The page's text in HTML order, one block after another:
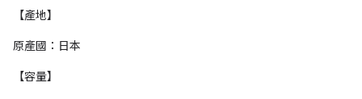
【產地】
原產國：日本
【容量】